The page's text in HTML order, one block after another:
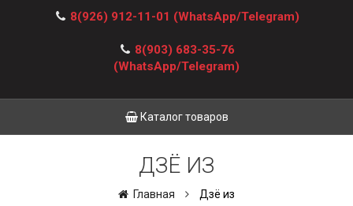
8(926) 912-11-01 (WhatsApp/Telegram)
8(903) 683-35-76
(WhatsApp/Telegram)
Каталог товаров
ДЗЁ ИЗ
Главная Дзё из